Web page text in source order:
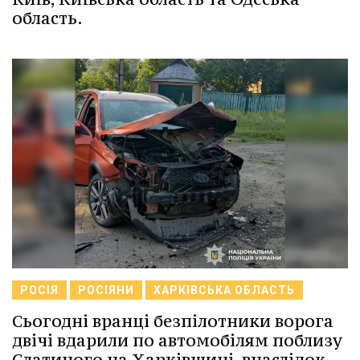
область.
РОСІЯ РОСІЯНИ ХАРКІВСЬКА ОБЛАСТЬ
Сьогодні вранці безпілотники ворога
двічі вдарили по автомобілям поблизу